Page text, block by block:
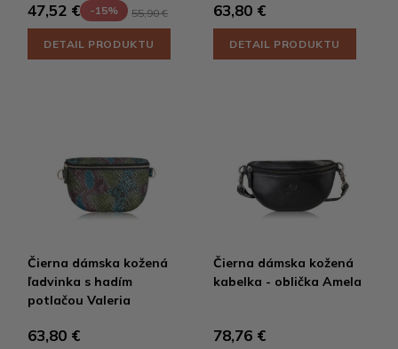
47,52 € -15% 55,90 €
DETAIL PRODUKTU
63,80 €
DETAIL PRODUKTU
Čierna dámska kožená
ľadvinka s hadím
potlačou Valeria
63,80 €
Čierna dámska kožená
kabelka - oblička Amela
78,76 €